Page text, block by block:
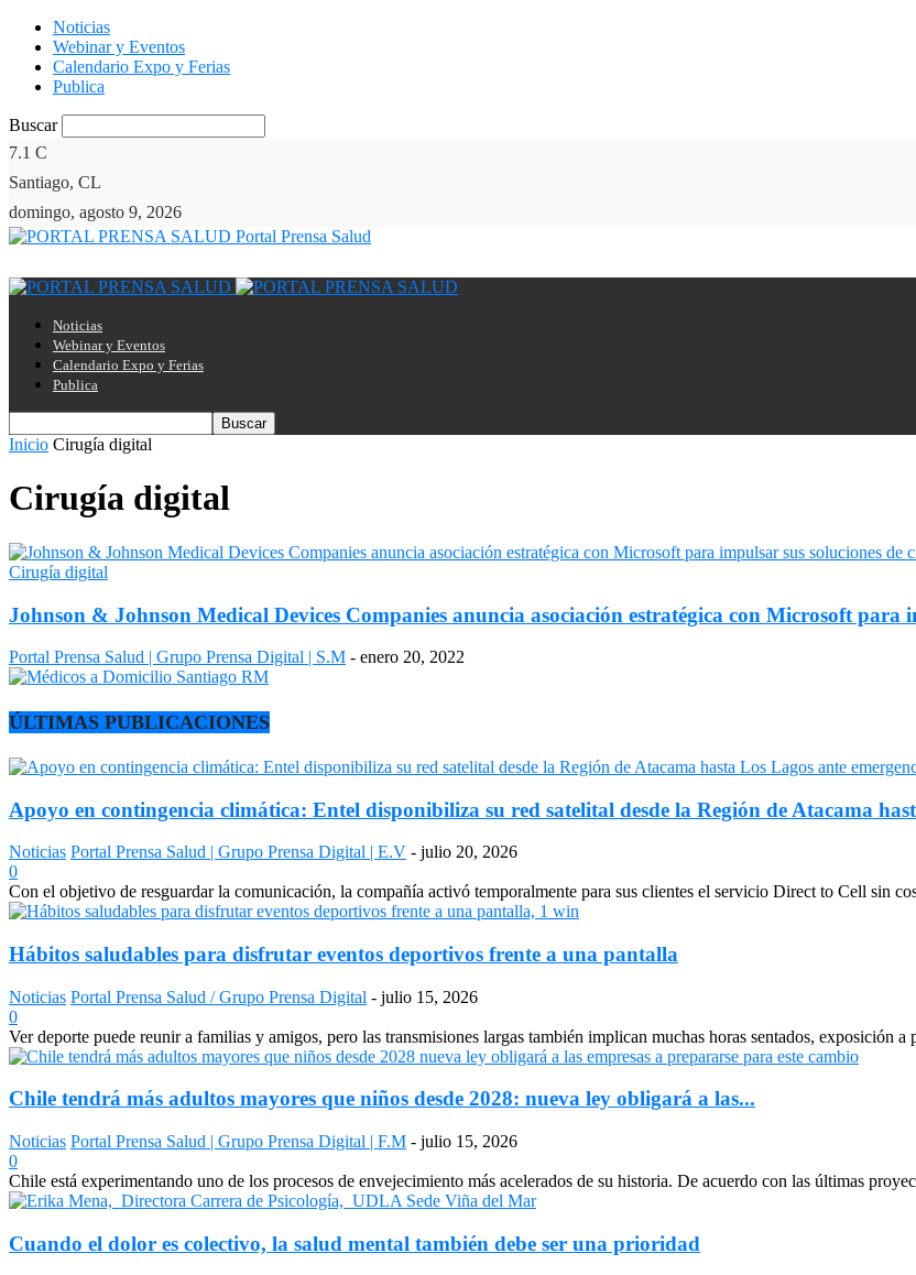
Noticias
Webinar y Eventos
Calendario Expo y Ferias
Publica
Buscar
7.1 C
Santiago, CL
domingo, agosto 9, 2026
Portal Prensa Salud
Noticias
Webinar y Eventos
Calendario Expo y Ferias
Publica
Inicio Cirugía digital
Cirugía digital
Cirugía digital
Johnson & Johnson Medical Devices Companies anuncia asociación estratégica con Microsoft para
Portal Prensa Salud | Grupo Prensa Digital | S.M - enero 20, 2022
ÚLTIMAS PUBLICACIONES
Apoyo en contingencia climática: Entel disponibiliza su red satelital desde la Región de Atacama
Noticias Portal Prensa Salud | Grupo Prensa Digital | E.V - julio 20, 2026
0
Con el objetivo de resguardar la comunicación, la compañía activó temporalmente para sus clientes el servicio Direct to Cell sin
Hábitos saludables para disfrutar eventos deportivos frente a una pantalla
Noticias Portal Prensa Salud / Grupo Prensa Digital - julio 15, 2026
0
Ver deporte puede reunir a familias y amigos, pero las transmisiones largas también implican muchas horas sentados, exposición a
Chile tendrá más adultos mayores que niños desde 2028: nueva ley obligará a las...
Noticias Portal Prensa Salud | Grupo Prensa Digital | F.M - julio 15, 2026
0
Chile está experimentando uno de los procesos de envejecimiento más acelerados de su historia. De acuerdo con las últimas
Cuando el dolor es colectivo, la salud mental también debe ser una prioridad